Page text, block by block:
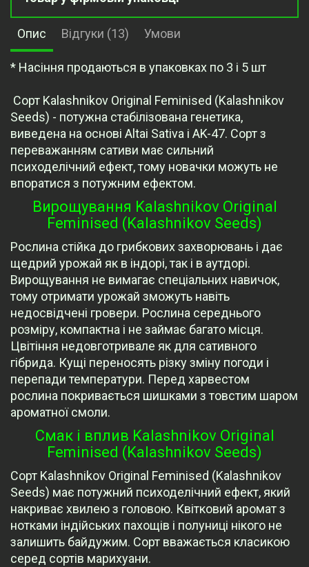
Опис Відгуки (13) Умови
* Насіння продаються в упаковках по 3 і 5 шт
Сорт Kalashnikov Original Feminised (Kalashnikov
Seeds) - потужна стабілізована генетика,
виведена на основі Altai Sativa і AK-47. Сорт з
переважанням сативи має сильний
психоделічний ефект, тому новачки можуть не
впоратися з потужним ефектом.
Вирощування Kalashnikov Original
Feminised (Kalashnikov Seeds)
Рослина стійка до грибкових захворювань і дає
щедрий урожай як в індорі, так і в аутдорі.
Вирощування не вимагає спеціальних навичок,
тому отримати урожай зможуть навіть
недосвідчені гровери. Рослина середнього
розміру, компактна і не займає багато місця.
Цвітіння недовготривале як для сативного
гібрида. Кущі переносять різку зміну погоди і
перепади температури. Перед харвестом
рослина покривається шишками з товстим шаром
ароматної смоли.
Смак і вплив Kalashnikov Original
Feminised (Kalashnikov Seeds)
Сорт Kalashnikov Original Feminised (Kalashnikov
Seeds) має потужний психоделічний ефект, який
накриває хвилею з головою. Квітковий аромат з
нотками індійських пахощів і полуниці нікого не
залишить байдужим. Сорт вважається класикою
серед сортів марихуани.